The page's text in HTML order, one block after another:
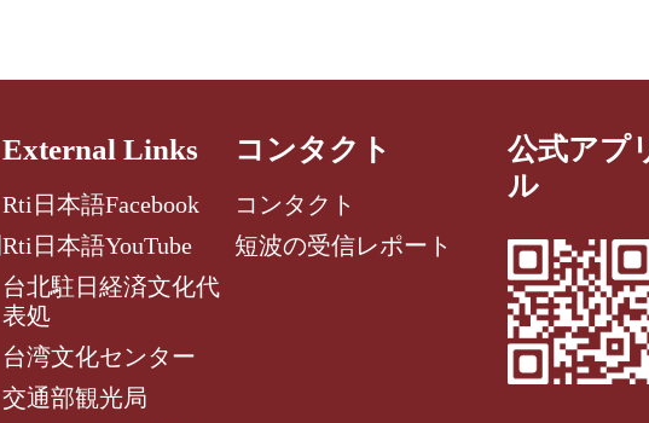
External Links
Rti日本語Facebook
Rti日本語YouTube
台北駐日経済文化代
表処
台湾文化センター
交通部観光局
コンタクト
コンタクト
短波の受信レポート
公式アプ
ル